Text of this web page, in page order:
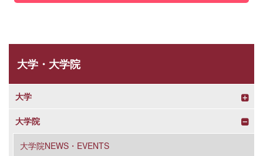
大学・大学院
大学
大学院
大学院NEWS・EVENTS